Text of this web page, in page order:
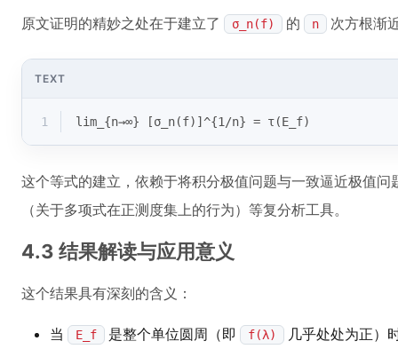
原文证明的精妙之处在于建立了 σ_n(f) 的 n 次方根渐
TEXT
1 lim_{n→∞} [σ_n(f)]^{1/n} = τ(E_f)
这个等式的建立，依赖于将积分极值问题与一致逼近极值问
（关于多项式在正测度集上的行为）等复分析工具。
4.3 结果解读与应用意义
这个结果具有深刻的含义：
当 E_f 是整个单位圆周（即 f(λ) 几乎处处为正）